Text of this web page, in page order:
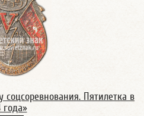
Пятилетка в
года»